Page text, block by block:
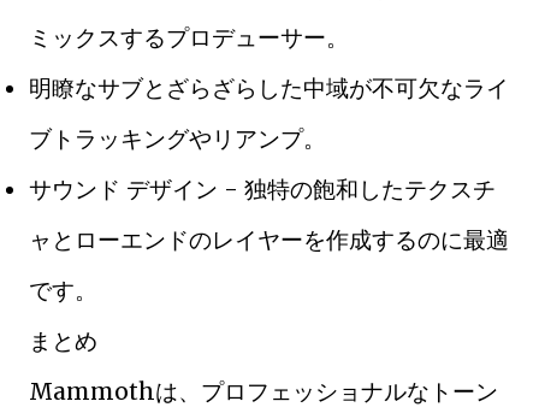
ミックスするプロデューサー。
明瞭なサブとざらざらした中域が不可欠なライ
ブトラッキングやリアンプ。
サウンド デザイン - 独特の飽和したテクスチ
ャとローエンドのレイヤーを作成するのに最適
です。
まとめ
Mammothは、プロフェッショナルなトーン